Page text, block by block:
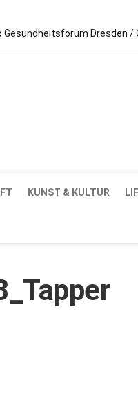
Gesundheitsforum Dresden /
KUNST & KULTUR